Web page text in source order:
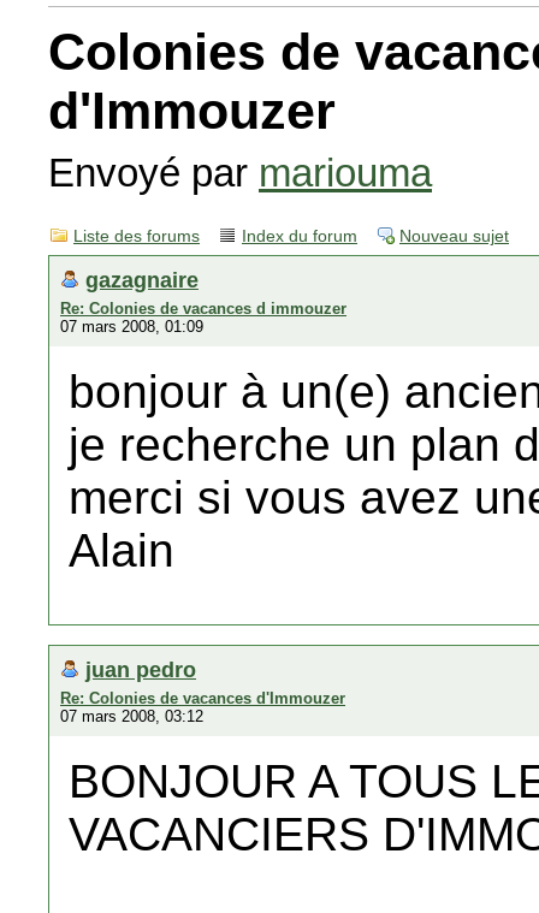
Colonies de
d'Immouzer
Envoyé par mariouma
Liste des forums Index du forum Nouveau sujet
gazagnaire
Re: Colonies de vacances d immouzer
07 mars 2008, 01:09
bonjour à un(e)
je recherche un plan
merci si vous avez
Alain
juan pedro
Re: Colonies de vacances d'Immouzer
07 mars 2008, 03:12
BONJOUR A TOUS
VACANCIERS